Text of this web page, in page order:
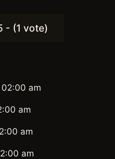
- (1 vote)
am
am
am
am